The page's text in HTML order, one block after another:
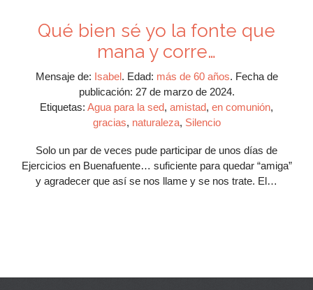
Qué bien sé yo la fonte que
mana y corre…
Mensaje de: Isabel. Edad: más de 60 años. Fecha de
publicación: 27 de marzo de 2024.
Etiquetas: Agua para la sed, amistad, en comunión,
gracias, naturaleza, Silencio
Solo un par de veces pude participar de unos días de
Ejercicios en Buenafuente… suficiente para quedar “amiga”
y agradecer que así se nos llame y se nos trate. El…